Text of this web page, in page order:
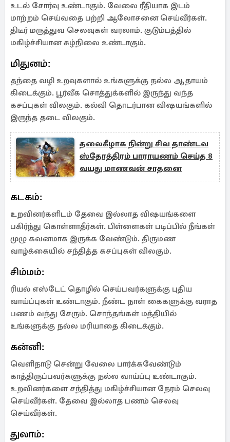
உடல் சோர்வு உண்டாகும். வேலை ரீதியாக இடம்
மாற்றம் செய்வதை பற்றி ஆலோசனை செய்வீர்கள்.
திடீர் மருத்துவ செலவுகள் வரலாம். குடும்பத்தில்
மகிழ்ச்சியான சுழ்நிலை உண்டாகும்.
மிதுனம்:
தந்தை வழி உறவுகளால் உங்களுக்கு நல்ல ஆதாயம்
கிடைக்கும். பூர்வீக சொத்துக்களில் இருந்து வந்த
கசப்புகள் விலகும். கல்வி தொடர்பான விஷயங்களில்
இருந்த தடை விலகும்.
தலைகீழாக நின்று சிவ தாண்டவ
ஸ்தோத்திரம் பாராயணம் செய்த 8
வயது மாணவன் சாதனை
கடகம்:
உறவினர்களிடம் தேவை இல்லாத விஷயங்களை
பகிர்ந்து கொள்ளாதீர்கள். பிள்ளைகள் படிப்பில் நீங்கள்
முழு கவனமாக இருக்க வேண்டும். திருமண
வாழ்க்கையில் சந்தித்த கசப்புகள் விலகும்.
சிம்மம்:
ரியல் எஸ்டேட் தொழில் செய்பவர்களுக்கு புதிய
வாய்ப்புகள் உண்டாகும். நீண்ட நாள் கைகளுக்கு வராத
பணம் வந்து சேரும். சொந்தங்கள் மத்தியில்
உங்களுக்கு நல்ல மரியாதை கிடைக்கும்.
கன்னி:
வெளிநாடு சென்று வேலை பார்க்கவேண்டும்
காத்திருப்பவர்களுக்கு நல்ல வாய்ப்பு உண்டாகும்.
உறவினர்களை சந்தித்து மகிழ்ச்சியான நேரம் செலவு
செய்வீர்கள். தேவை இல்லாத பணம் செலவு
செய்வீர்கள்.
துலாம்: